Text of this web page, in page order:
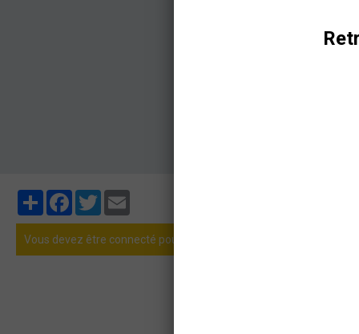
PartagerFacebookTwitter
Vous devez être connecté pour poster un commentaire